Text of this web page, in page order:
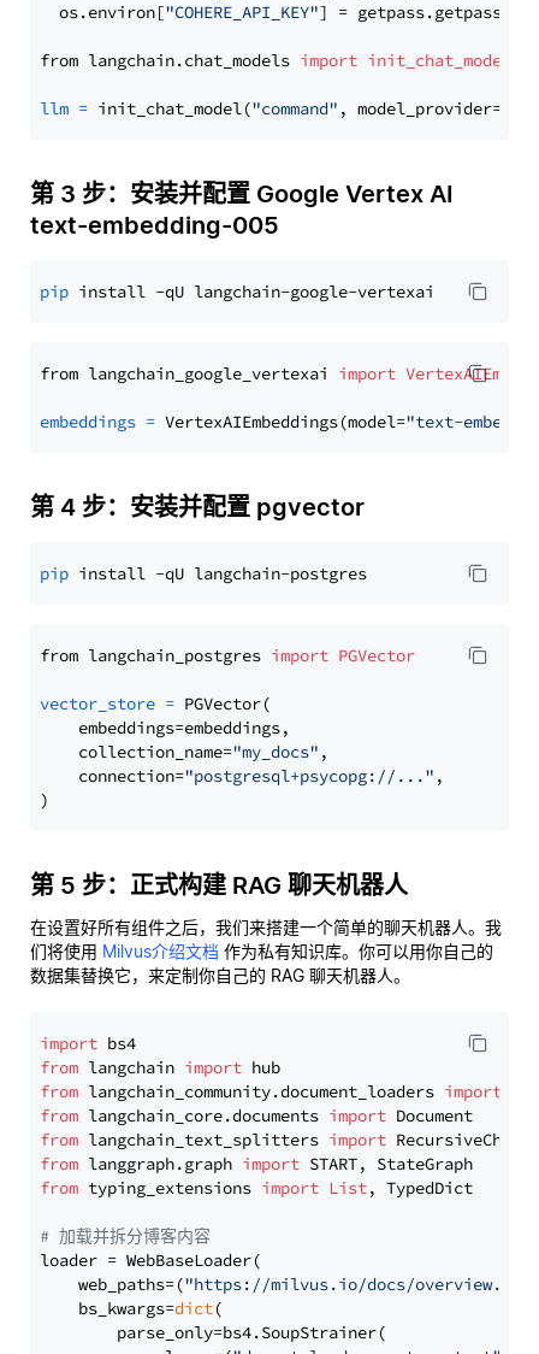
  os.environ[
"COHERE_API_KEY"] = getpass.getpass(
from langchain.chat_models import init_chat_model
llm = init_chat_model("command" , model_provider=
第 3 步：安装并配置 Google Vertex AI
text-embedding-005
pip
from langchain_google_vertexai import
embeddings = VertexAIEmbeddings(model="text-
第 4 步：安装并配置 pgvector
pip
from langchain_postgres import PGVector
vector_store = PGVector(
    embeddings=embeddings,
    collection_name=
"my_docs" ,
    connection=
"postgresql+psycopg://..." ,
第 5 步：正式构建 RAG 聊天机器人
在设置好所有组件之后，我们来搭建一个简单的聊天机器人。我
们将使用 Milvus介绍文档 作为私有知识库。你可以用你自己的
数据集替换它，来定制你自己的 RAG 聊天机器人。
import
from langchain import
from langchain_community.document_loaders import
from langchain_core.documents import
from langchain_text_splitters import
from langgraph.graph import
from typing_extensions import List, TypedDict
# 加载并拆分博客内容
loader = WebBaseLoader(
    web_paths=(
"https://milvus.io/docs/overview.md"
    bs_kwargs=
dict(
        parse_only=bs4.SoupStrainer(